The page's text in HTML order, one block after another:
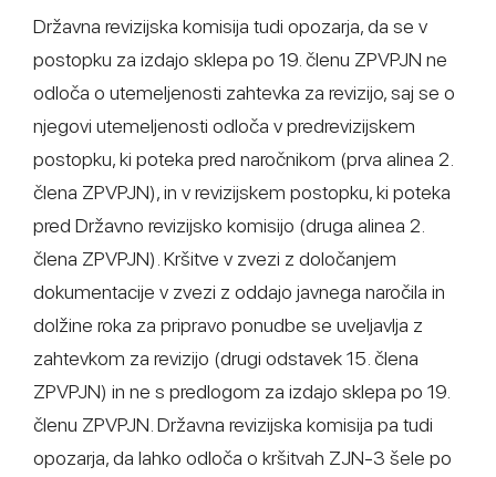
Državna revizijska komisija tudi opozarja, da se v
postopku za izdajo sklepa po 19. členu ZPVPJN ne
odloča o utemeljenosti zahtevka za revizijo, saj se o
njegovi utemeljenosti odloča v predrevizijskem
postopku, ki poteka pred naročnikom (prva alinea 2.
člena ZPVPJN), in v revizijskem postopku, ki poteka
pred Državno revizijsko komisijo (druga alinea 2.
člena ZPVPJN). Kršitve v zvezi z določanjem
dokumentacije v zvezi z oddajo javnega naročila in
dolžine roka za pripravo ponudbe se uveljavlja z
zahtevkom za revizijo (drugi odstavek 15. člena
ZPVPJN) in ne s predlogom za izdajo sklepa po 19.
členu ZPVPJN. Državna revizijska komisija pa tudi
opozarja, da lahko odloča o kršitvah ZJN-3 šele po